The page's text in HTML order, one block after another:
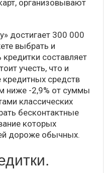
организовывают
достигает 300 000
выбрать и
составляет
учесть, что и
кредитных средств
ниже -2,9% от суммы
классических
бесконтактные
которых
дороже обычных.